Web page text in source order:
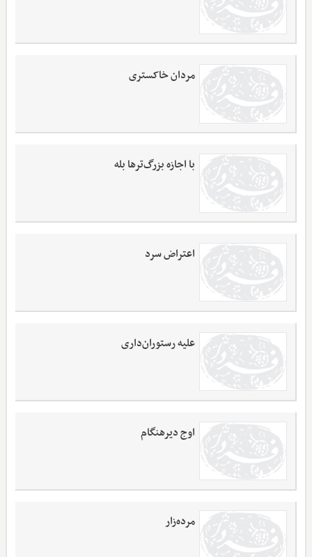
مردان خاکستری
با اجازه بزرگ‌ترها بله
اعتراض سرد
علیه رستوران‌داری
اوج دیرهنگام
مرده‌زار